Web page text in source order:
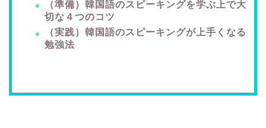
（準備）韓国語のスピーキングを学ぶ上で大
切な４つのコツ
（実践）韓国語のスピーキングが上手くなる
勉強法